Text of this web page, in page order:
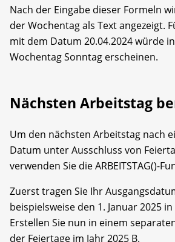
Nach der Eingabe dieser Formeln
der Wochentag als Text angezeigt.
mit dem Datum 20.04.2024 würde
Wochentag Sonntag erscheinen.
Nächsten Arbeitstag
Um den nächsten Arbeitstag nach
Datum unter Ausschluss von
verwenden Sie die ARBEITSTAG()-
Zuerst tragen Sie Ihr
beispielsweise den 1. Januar 2025 in
Erstellen Sie nun in einem
der Feiertage im Jahr 2025 B.